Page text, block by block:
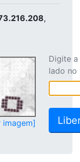
,
Digite
lado no